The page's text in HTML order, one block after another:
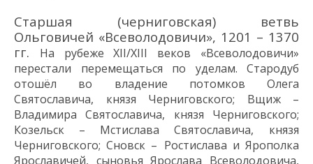
Старшая (черниговская) ветвь
Ольговичей «Всеволодовичи», 1201 – 1370
гг.
На рубеже XII/XIII веков «Всеволодовичи»
перестали перемещаться по уделам. Стародуб
отошёл во владение потомков Олега
Святославича, князя Черниговского; Вщиж –
Владимира Святославича, князя Черниговского;
Козельск – Мстислава Святославича,
князя
Черниговского;Сновск – Ростислава и Ярополка
Ярославичей, сыновьяЯрослава Всеволодовича,